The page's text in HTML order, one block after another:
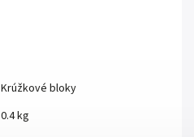
Krúžkové bloky
0.4 kg